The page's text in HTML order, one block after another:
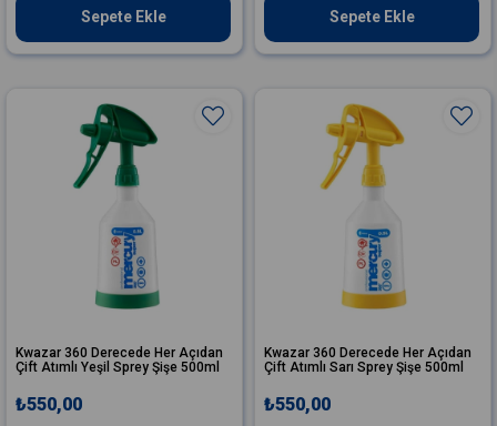
Sepete Ekle Sepete Ekle
Kwazar 360 Derecede Her Açıdan
Çift Atımlı Yeşil Sprey Şişe 500ml
₺550,00
Kwazar 360 Derecede Her Açıdan
Çift Atımlı Sarı Sprey Şişe 500ml
₺550,00